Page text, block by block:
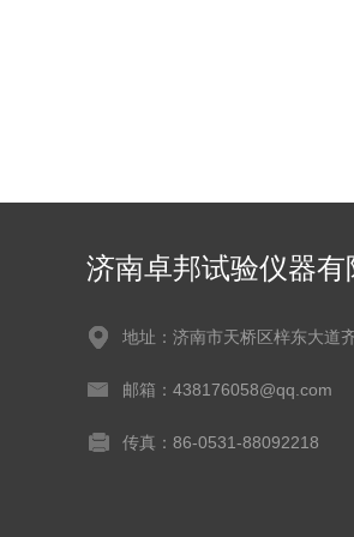
济南卓邦试验仪器有
地址：济南市天桥区梓东大道
邮箱：438176058@qq.com
传真：86-0531-88092218